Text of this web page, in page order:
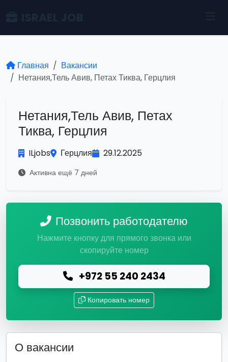
Главная
Вакансии
Нетания,Тель Авив, Петах Тиква, Герцлия
Нетания,Тель Авив, Петах
Тиква, Герцлия
ILjobs Герцлия 29.12.2025
Активна ещё 7 дней
Позвонить работодателю
Нажмите кнопку для прямого звонка или
скопируйте номер
+972 55 240 2434
Копировать номер
О вакансии